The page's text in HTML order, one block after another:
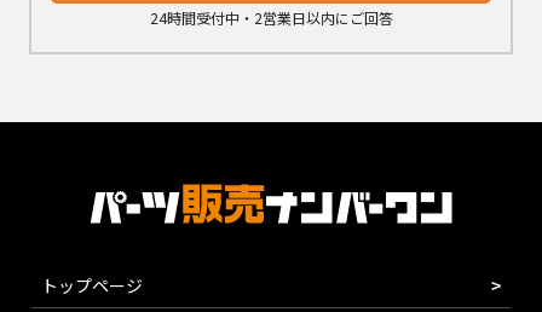
24時間受付中・2営業日以内にご回答
トップページ